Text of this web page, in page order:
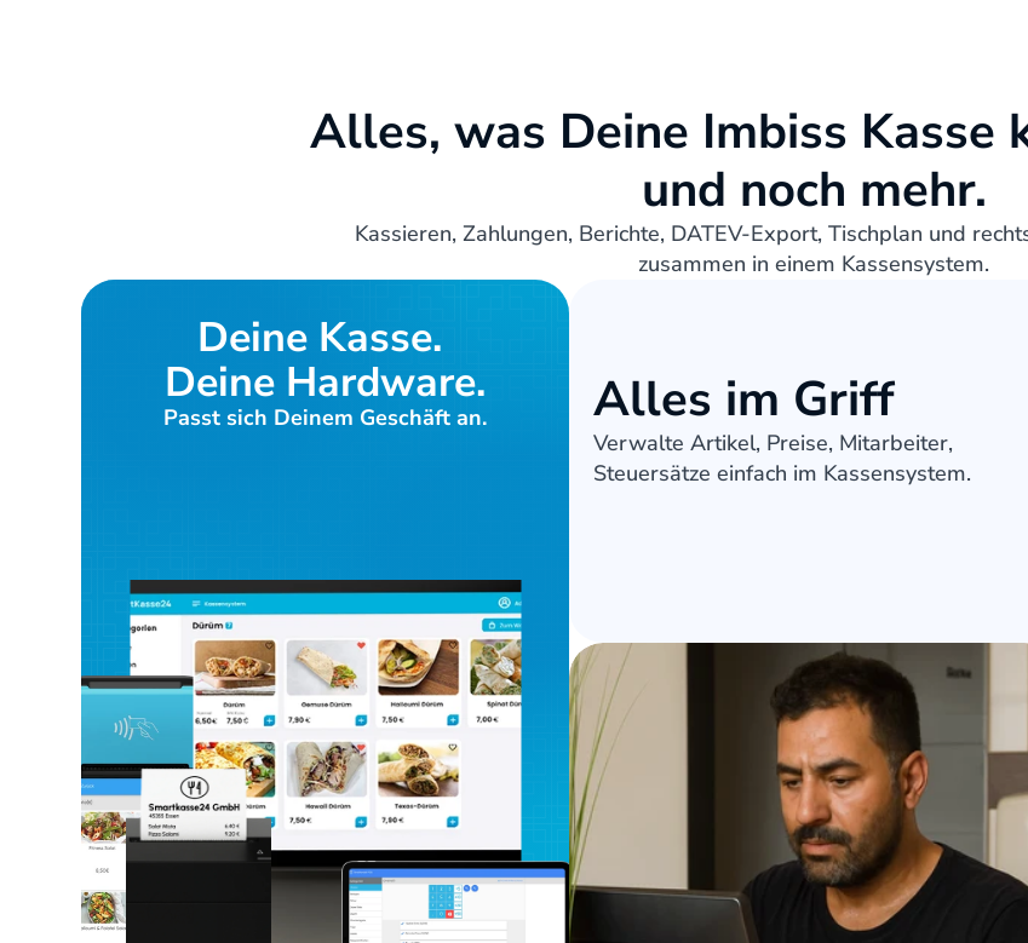
Alles, was Deine Imbiss Kasse
und noch mehr.
Kassieren, Zahlungen, Berichte, DATEV-Export, Tischplan und
zusammen in einem Kassensystem.
Deine Kasse.
Deine Hardware.
Passt sich Deinem Geschäft an.
Alles im Griff
Verwalte Artikel, Preise, Mitarbeiter,
Steuersätze einfach im Kassensystem.